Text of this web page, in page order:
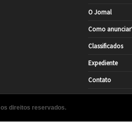
O Jornal
Como
Classificados
Expediente
Contato
os direitos reservados.